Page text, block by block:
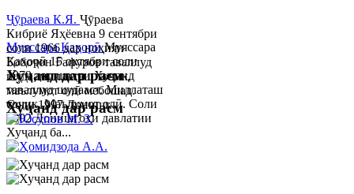
Муяссара ҚаҳорӣМуяссара
Қаҳорӣ 15 октябри соли
1979 дар шаҳри Хуҷанд
таваллуд шудааст. Миллаташ
тоҷик. Маълумот олӣ. Соли
2002 Донишгоҳи давлатии
Хуҷанд ба...
Ҷӯраева К.Я. Ҷӯраева
Кибриё Яҳёевна 9 сентябри
соли 1966 дар ноҳияи
Бобоҷон Ғафуров таваллуд
шуда, миллаташ тоҷик,
маълумот олӣ мебошад.
Соли 1997 Донишг...
Хуҷанд дар расм
Хуҷанд дар расм